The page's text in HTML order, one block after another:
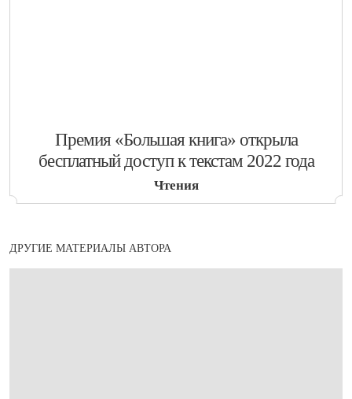
​Премия «Большая книга» открыла
бесплатный доступ к текстам 2022 года
Чтения
ДРУГИЕ МАТЕРИАЛЫ АВТОРА